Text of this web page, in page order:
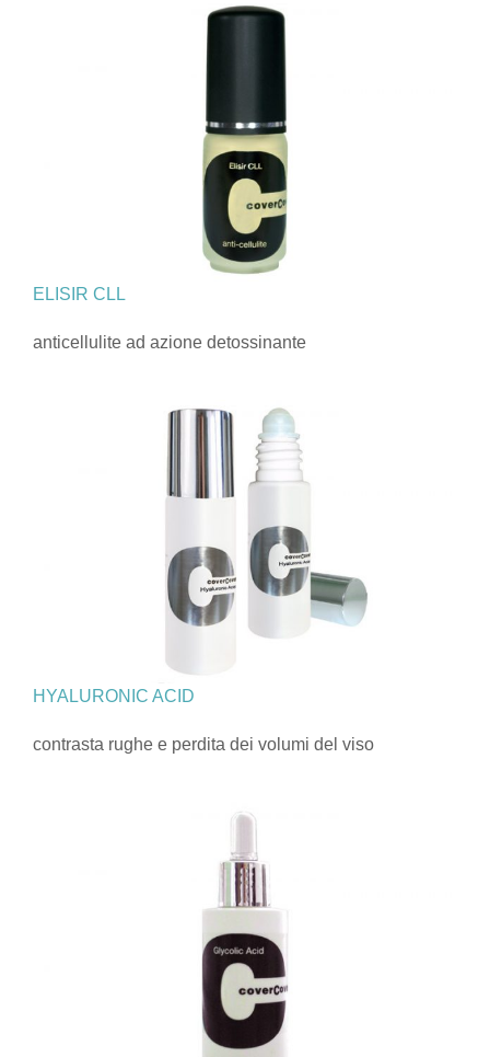
ELISIR CLL
anticellulite ad azione detossinante
HYALURONIC ACID
contrasta rughe e perdita dei volumi del viso